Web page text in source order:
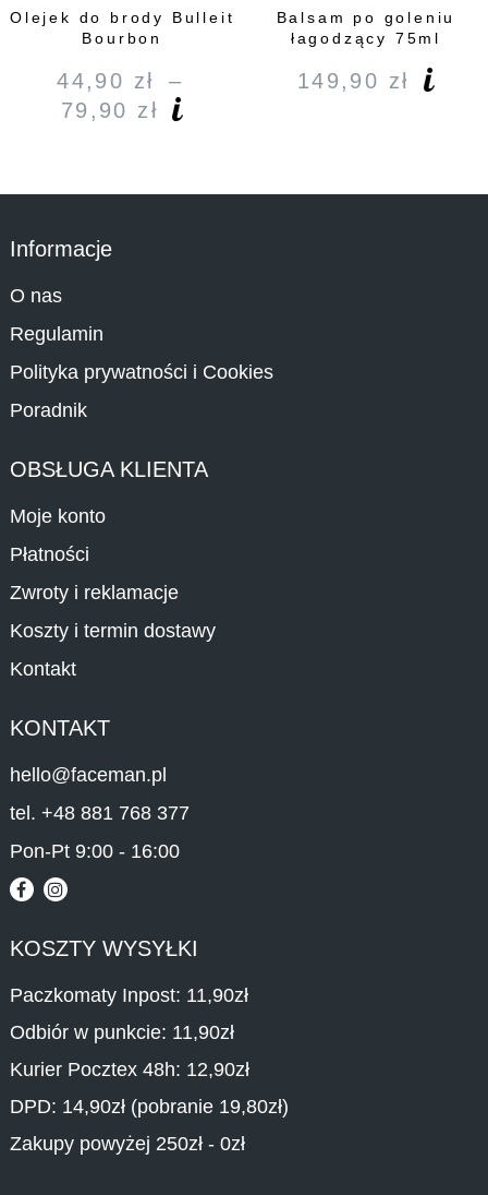
Olejek do brody Bulleit
Bourbon
44,90 zł
–
79,90 zł
Zakres
44,90 zł
Balsam po goleniu
łagodzący 75ml
149,90 zł
Informacje
O nas
Regulamin
Polityka prywatności i Cookies
Poradnik
OBSŁUGA KLIENTA
Moje konto
Płatności
Zwroty i reklamacje
Koszty i termin dostawy
Kontakt
KONTAKT
hello@faceman.pl
tel. +48 881 768 377
Pon-Pt 9:00 - 16:00
KOSZTY WYSYŁKI
Paczkomaty Inpost: 11,90zł
Odbiór w punkcie: 11,90zł
Kurier Pocztex 48h: 12,90zł
DPD: 14,90zł (pobranie 19,80zł)
Zakupy powyżej 250zł - 0zł